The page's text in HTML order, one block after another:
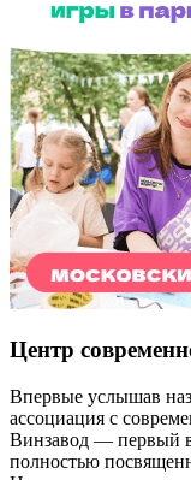
Центр
Впервые услышав
ассоциация с
Винзавод — первый
полностью